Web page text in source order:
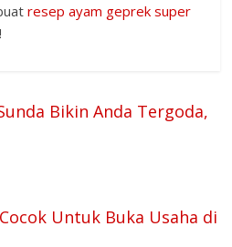
resep ayam geprek super
Bikin Anda Tergoda,
Untuk Buka Usaha di